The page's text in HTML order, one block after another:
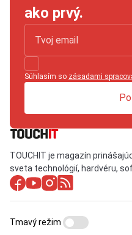
ako prvý.
Súhlasím so zásadami
TOUCHIT je magazín
sveta technológií, hardvéru,
Tmavý režim